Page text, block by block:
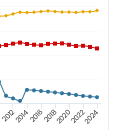
2012201420162018202020222024